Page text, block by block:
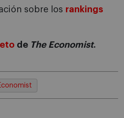
sobre los rankings
de The Economist.